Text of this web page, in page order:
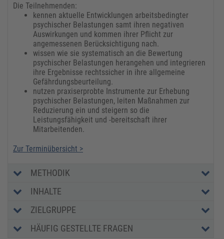
Die Teilnehmenden:
kennen aktuelle Entwicklungen arbeitsbedingter
psychischer Belastungen samt ihren negativen
Auswirkungen und kommen ihrer Pflicht zur
angemessenen Berücksichtigung nach.
wissen wie sie systematisch an die Bewertung
psychischer Belastungen herangehen und integrieren
ihre Ergebnisse rechtssicher in ihre allgemeine
Gefährdungsbeurteilung.
nutzen praxiserprobte Instrumente zur Erhebung
psychischer Belastungen, leiten Maßnahmen zur
Reduzierung ein und steigern so die
Leistungsfähigkeit und -bereitschaft ihrer
Mitarbeitenden.
Zur Terminübersicht >
METHODIK
INHALTE
ZIELGRUPPE
HÄUFIG GESTELLTE FRAGEN